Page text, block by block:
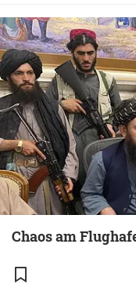
Chaos am